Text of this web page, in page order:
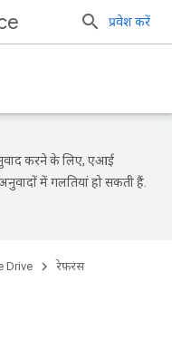
प्रवेश करें
करने के लिए, एआई
में गलतियां हो सकती हैं.
Drive रेफ़रंस